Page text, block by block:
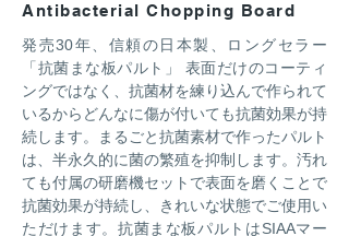
Antibacterial Chopping Board
発売30年、信頼の日本製、ロングセラー
「抗菌まな板パルト」 表面だけのコーティ
ングではなく、抗菌材を練り込んで作られて
いるからどんなに傷が付いても抗菌効果が持
続します。まるごと抗菌素材で作ったパルト
は、半永久的に菌の繁殖を抑制します。汚れ
ても付属の研磨機セットで表面を磨くことで
抗菌効果が持続し、きれいな状態でご使用い
ただけます。抗菌まな板パルトはSIAAマー